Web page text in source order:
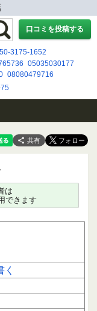
口コミを投稿する
3175-1652
05035030177
08080479716
0120127026
共有
は
できます